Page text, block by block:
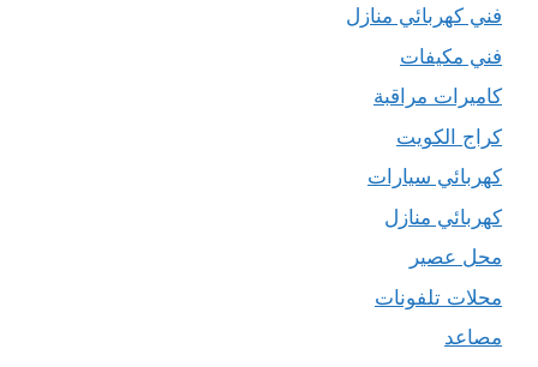
فني كهربائي منازل
فني مكيفات
كاميرات مراقبة
كراج الكويت
كهربائي سيارات
كهربائي منازل
محل عصير
محلات تلفونات
مصاعد